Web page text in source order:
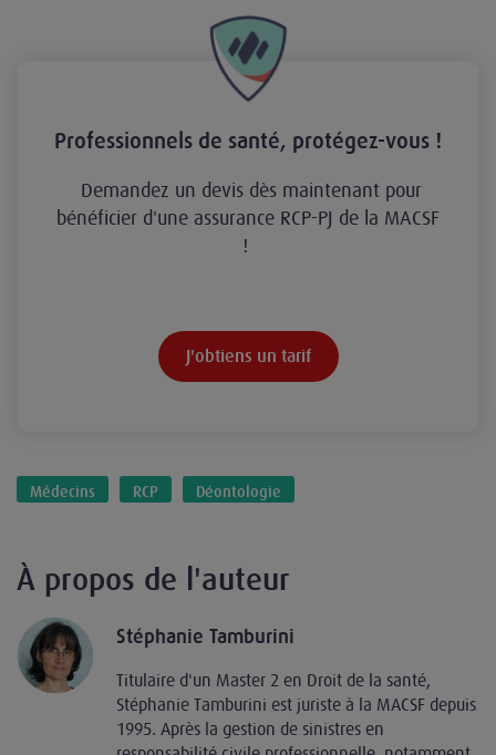
Professionnels de santé, protégez-vous !
Demandez un devis dès maintenant pour
bénéficier d'une assurance RCP-PJ de la MACSF
!
J'obtiens un tarif
Médecins RCP Déontologie
À propos de l'auteur
Stéphanie Tamburini
Titulaire d'un Master 2 en Droit de la santé,
Stéphanie Tamburini est juriste à la MACSF depuis
1995. Après la gestion de sinistres en